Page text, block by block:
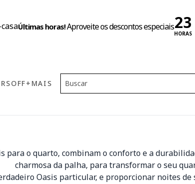
Últimas horas!Aproveite os descontos especiais
HORAS
OFF+MAIS
para o quarto, combinam o conforto e a
charmosa da palha, para transformar o seu
Oasis particular, e proporcionar noites de